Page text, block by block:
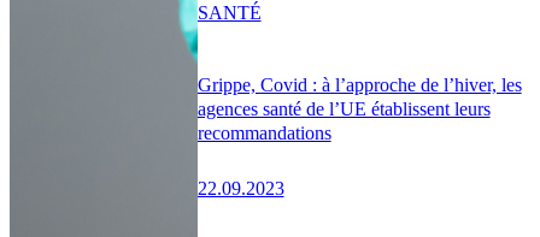
Grippe, Covid : à l’approche de l’hiver, les
agences santé de l’UE établissent leurs
recommandations
22.09.2023
SANTÉ